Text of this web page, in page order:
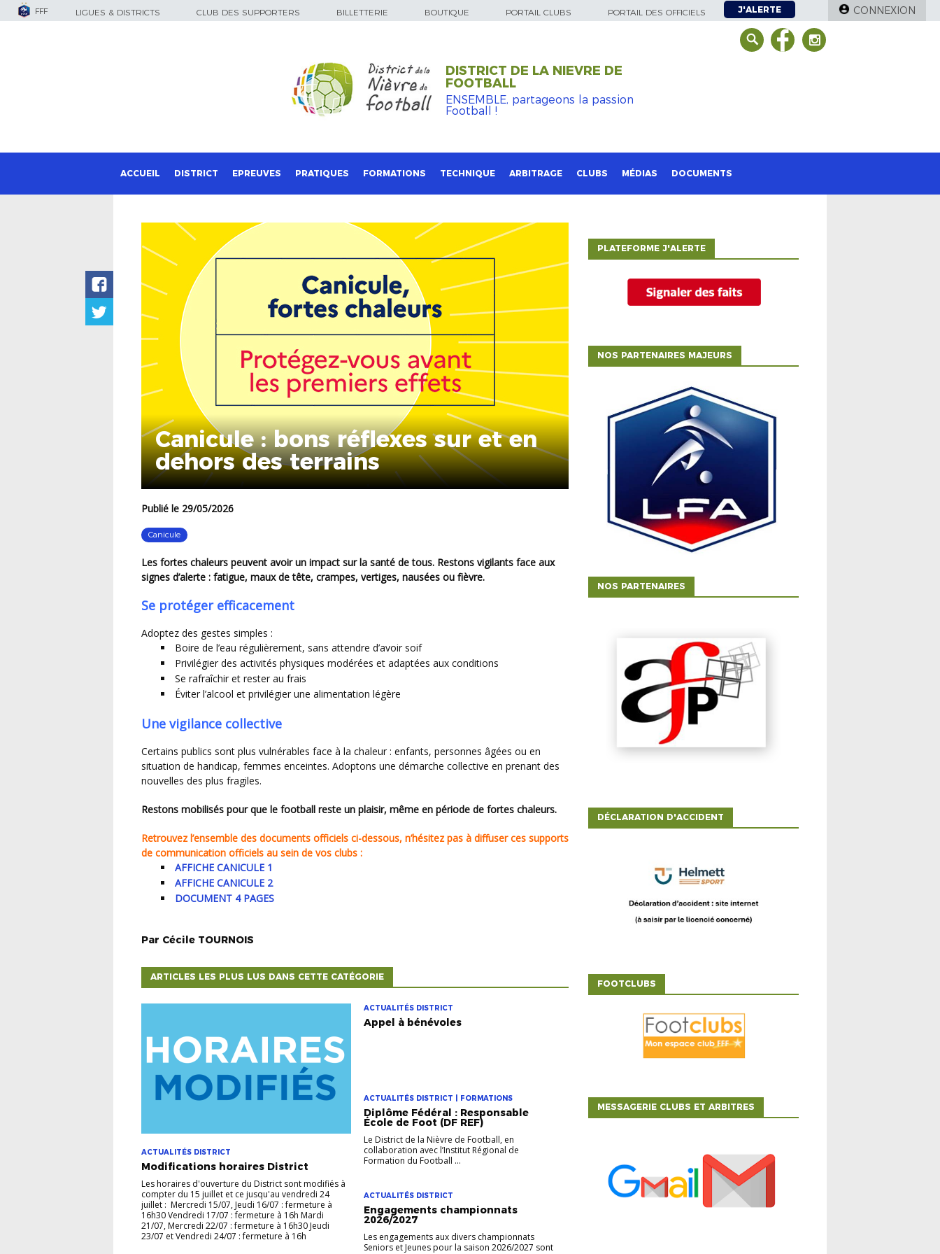
FFF LIGUES & DISTRICTS CLUB DES SUPPORTERS BILLETTERIE BOUTIQUE PORTAIL CLUBS PORTAIL DES OFFICIELS J'ALERTE CONNEXION
DISTRICT DE LA NIEVRE DE
FOOTBALL
ENSEMBLE, partageons la passion
Football !
ACCUEIL DISTRICT EPREUVES PRATIQUES FORMATIONS TECHNIQUE ARBITRAGE CLUBS MÉDIAS DOCUMENTS
Canicule : bons réflexes sur et en
dehors des terrains
Publié le 29/05/2026
Canicule
Les fortes chaleurs peuvent avoir un impact sur la santé de tous. Restons vigilants face aux
signes d’alerte : fatigue, maux de tête, crampes, vertiges, nausées ou fièvre.
Se protéger efficacement
Adoptez des gestes simples :
Boire de l’eau régulièrement, sans attendre d’avoir soif
Privilégier des activités physiques modérées et adaptées aux conditions
Se rafraîchir et rester au frais
Éviter l’alcool et privilégier une alimentation légère
Une vigilance collective
Certains publics sont plus vulnérables face à la chaleur : enfants, personnes âgées ou en
situation de handicap, femmes enceintes. Adoptons une démarche collective en prenant des
nouvelles des plus fragiles.
Restons mobilisés pour que le football reste un plaisir, même en période de fortes chaleurs.
Retrouvez l’ensemble des documents officiels ci-dessous, n’hésitez pas à diffuser ces supports
de communication officiels au sein de vos clubs :
AFFICHE CANICULE 1
AFFICHE CANICULE 2
DOCUMENT 4 PAGES
Par Cécile TOURNOIS
ARTICLES LES PLUS LUS DANS CETTE CATÉGORIE
ACTUALITÉS DISTRICT
Modifications horaires District
Les horaires d'ouverture du District sont modifiés à
compter du 15 juillet et ce jusqu'au vendredi 24
juillet : Mercredi 15/07, Jeudi 16/07 : fermeture à
16h30 Vendredi 17/07 : fermeture à 16h Mardi
21/07, Mercredi 22/07 : fermeture à 16h30 Jeudi
23/07 et Vendredi 24/07 : fermeture à 16h
ACTUALITÉS DISTRICT
Appel à bénévoles
ACTUALITÉS DISTRICT | FORMATIONS
Diplôme Fédéral : Responsable
École de Foot (DF REF)
Le District de la Nièvre de Football, en
collaboration avec l’Institut Régional de
Formation du Football ...
ACTUALITÉS DISTRICT
Engagements championnats
2026/2027
Les engagements aux divers championnats
Seniors et Jeunes pour la saison 2026/2027 sont
PLATEFORME J'ALERTE
NOS PARTENAIRES MAJEURS
NOS PARTENAIRES
DÉCLARATION D'ACCIDENT
FOOTCLUBS
MESSAGERIE CLUBS ET ARBITRES